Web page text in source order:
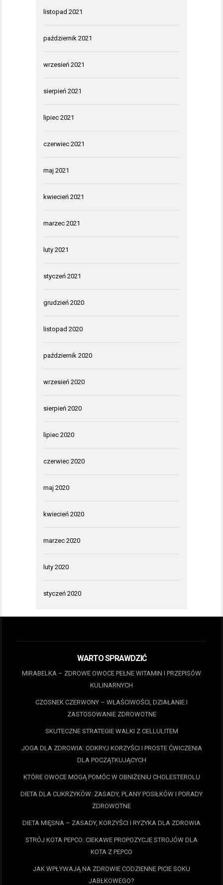
listopad 2021
październik 2021
wrzesień 2021
sierpień 2021
lipiec 2021
czerwiec 2021
maj 2021
kwiecień 2021
marzec 2021
luty 2021
styczeń 2021
grudzień 2020
listopad 2020
październik 2020
wrzesień 2020
sierpień 2020
lipiec 2020
czerwiec 2020
maj 2020
kwiecień 2020
marzec 2020
luty 2020
styczeń 2020
WARTO SPRAWDZIĆ
MIRABELKA – ZDROWE OWOCE PEŁNE WITAMIN I PRZEPISÓW
KULINARNYCH
CZOSNEK CZERWONY – WŁAŚCIWOŚCI, DZIAŁANIE I
ZASTOSOWANIE ZDROWOTNE
SKUTECZNE STRATEGIE WALKI Z CELLULITEM
JOGA DLA ZDROWIA: ODKRYJ KORZYŚCI I PROSTE ĆWICZENIA
DLA POCZĄTKUJĄCYCH
KTÓRE OWOCE MOGĄ POMÓC W OBNIŻENIU CHOLESTEROLU
DIETA DLA CUKRZYKÓW: ZASADY, PLANY POSIŁKÓW I PORADY
ZDROWOTNE
DIETA MIĘSNA – ZASADY, KORZYŚCI I RYZYKA DLA ZDROWIA
STRÓJ KOTA PEPCO: CIEKAWE PROPOZYCJE STROJÓW DLA
KOTA Z PEPCO
JAK WPŁYWAJĄ NA ZDROWIE CODZIENNE PICIE SOKU
JABŁKOWEGO?